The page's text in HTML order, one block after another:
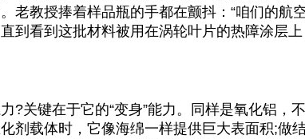
老教授捧着样品瓶的手都在颤抖：“咱们的航
到看到这批材料被用在涡轮叶片的热障涂层
?关键在于它的“变身”能力。同样是氧化铝，
剂载体时，它像海绵一样提供巨大表面积;做